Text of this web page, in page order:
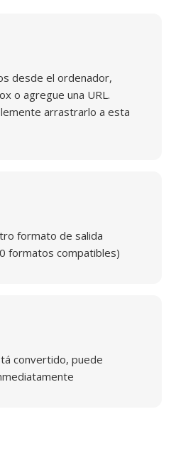
desde el ordenador,
o agregue una URL.
arrastrarlo a esta
formato de salida
formatos compatibles)
convertido, puede